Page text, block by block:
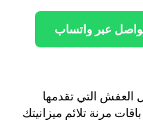
عبر واتساب
العفش التي تقدمها
مرنة تلائم ميزانيتك